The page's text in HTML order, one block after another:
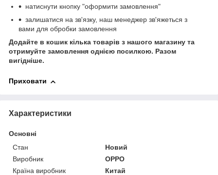
натиснути кнопку "оформити замовлення"
залишатися на зв'язку, наш менеджер зв'яжеться з
вами для обробки замовлення
Додайте в кошик кілька товарів з нашого магазину та
отримуйте замовлення однією посилкою. Разом
вигідніше.
Приховати
Характеристики
Основні
Стан
Новий
Виробник
OPPO
Країна виробник
Китай